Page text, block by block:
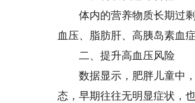
体内的营养物质长期过剩
血压、脂肪肝、高胰岛素血
二、提升高血压风险
数据显示，肥胖儿童中，
态，早期往往无明显症状，